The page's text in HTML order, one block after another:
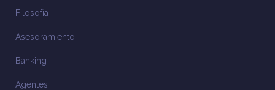
Filosofía
Asesoramiento
Banking
Agentes